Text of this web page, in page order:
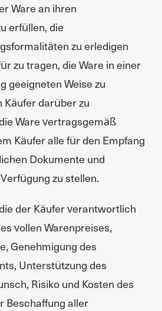
Ware an ihren
erfüllen, die
zu erledigen
zu tragen, die Ware in einer
geeigneten Weise zu
Käufer darüber zu
Ware vertragsgemäß
Käufer alle für den Empfang
Dokumente und
zu stellen.
der Käufer verantwortlich
vollen Warenpreises,
Genehmigung des
Unterstützung des
Risiko und Kosten des
Beschaffung aller